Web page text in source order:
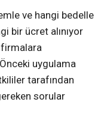
ve hangi bedelle
bir ücret alınıyor
firmalara
uygulama
tarafından
sorular